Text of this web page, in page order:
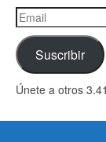
Email
Suscribir
Únete a otros